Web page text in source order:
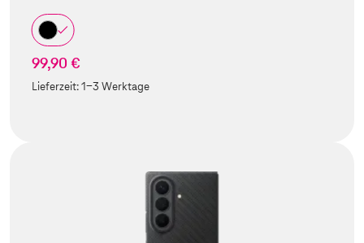
99,90 €
Lieferzeit:1-3 Werktage